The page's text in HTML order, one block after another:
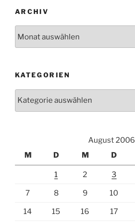
ARCHIV
KATEGORIEN
August 2006
M
D M D
1 2 3
7 8 9 10
14 15 16 17